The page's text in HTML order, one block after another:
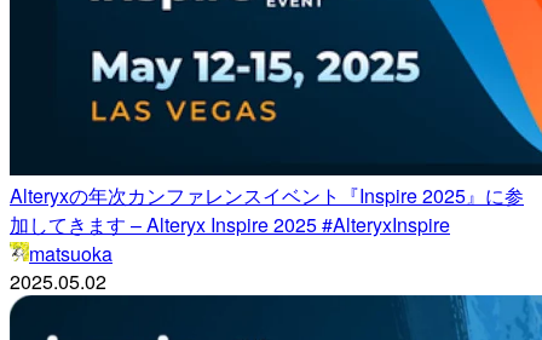
Alteryxの年次カンファレンスイベント『Inspire 2025』に参
加してきます – Alteryx Inspire 2025 #AlteryxInspire
matsuoka
2025.05.02